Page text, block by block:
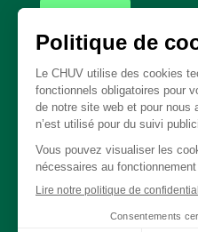
(opens in a new